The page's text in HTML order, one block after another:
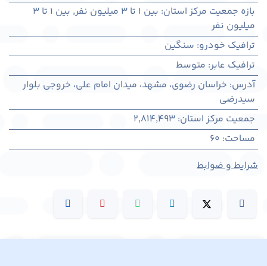
بازه جمعیت مرکز استان: بین ۱ تا ۳ میلیون نفر ,
بین ۱ تا ۳
میلیون نفر
ترافیک خودرو: سنگین
ترافیک عابر: متوسط
آدرس: خراسان رضوی، مشهد، میدان امام علی، خروجی بلوار
سیدرضی
جمعیت مرکز استان:
2,814,493
مساحت:
60
شرایط و ضوابط